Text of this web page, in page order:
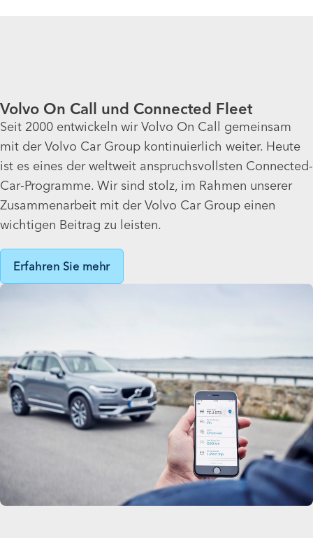
Volvo On Call und Connected Fleet
Seit 2000 entwickeln wir Volvo On Call gemeinsam
mit der Volvo Car Group kontinuierlich weiter. Heute
ist es eines der weltweit anspruchsvollsten Connected-
Car-Programme. Wir sind stolz, im Rahmen unserer
Zusammenarbeit mit der Volvo Car Group einen
wichtigen Beitrag zu leisten.
Erfahren Sie mehr